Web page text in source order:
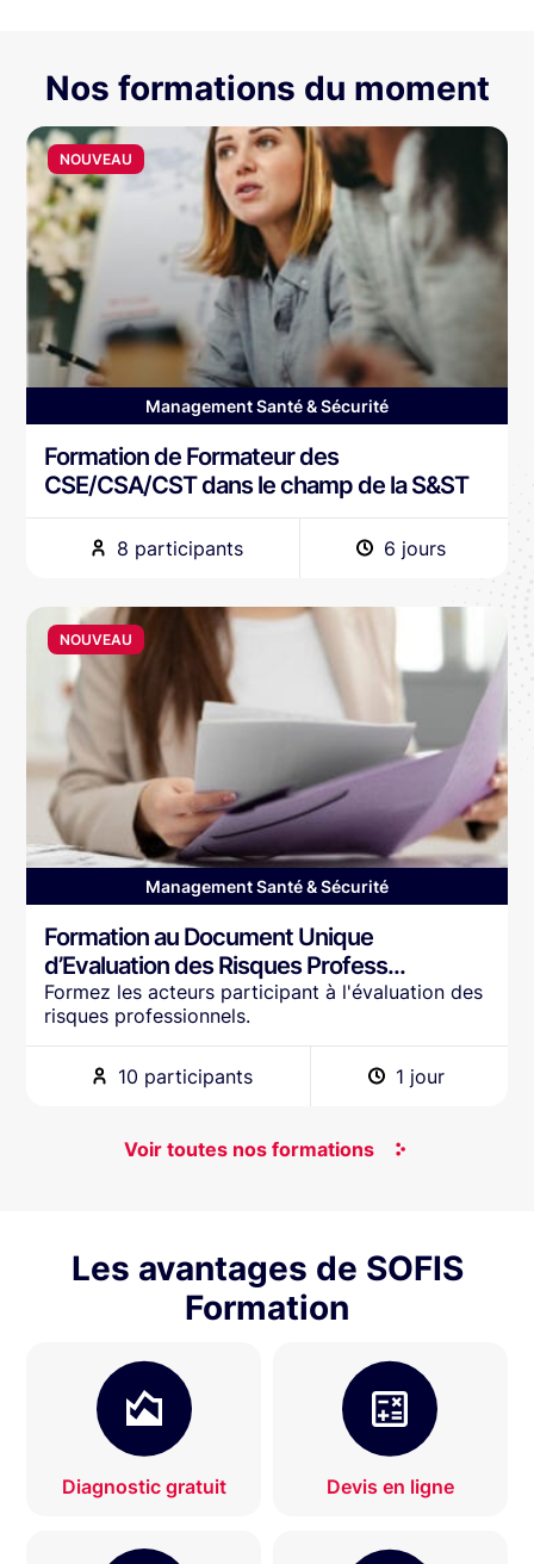
Nos formations du moment
NOUVEAU
Management Santé & Sécurité
Formation de Formateur des
CSE/CSA/CST dans le champ de la S&ST
8 participants 6 jours
NOUVEAU
Management Santé & Sécurité
Formation au Document Unique
d’Evaluation des Risques Profess...
Formez les acteurs participant à l'évaluation des
risques professionnels.
10 participants 1 jour
Voir toutes nos formations
Les avantages de SOFIS
Formation
Diagnostic gratuit Devis en ligne